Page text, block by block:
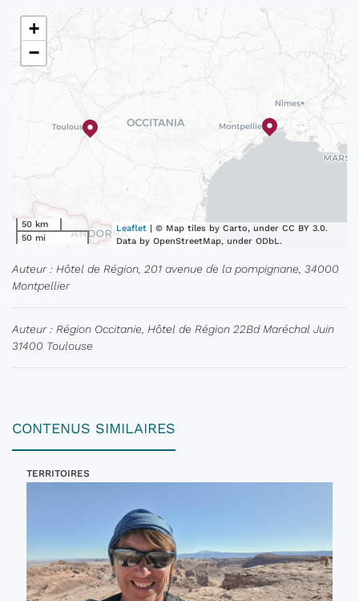
+
−
50 km
50 mi
Leaflet | © Map tiles by Carto, under CC BY 3.0.
Data by OpenStreetMap, under ODbL.
Auteur : Hôtel de Région, 201 avenue de la pompignane, 34000
Montpellier
Auteur : Région Occitanie, Hôtel de Région 22Bd Maréchal Juin
31400 Toulouse
CONTENUS SIMILAIRES
TERRITOIRES